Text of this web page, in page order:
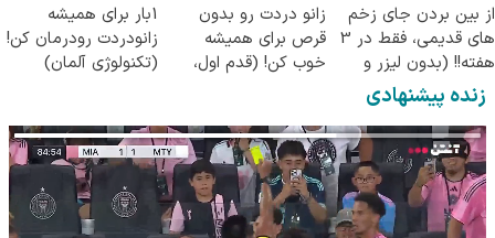
از بین بردن جای زخم
های قدیمی، فقط در 3
هفته!! (بدون لیزر و
جراحی)
زانو دردت رو بدون
قرص برای همیشه
خوب کن! (قدم اول،
1بار برای همیشه
زانودردت رودرمان کن!
(تکنولوژی آلمان)
زنده پیشنهادی